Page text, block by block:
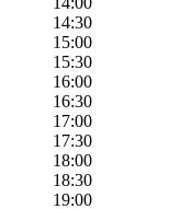
14:30
15:00
15:30
16:00
16:30
17:00
17:30
18:00
18:30
19:00